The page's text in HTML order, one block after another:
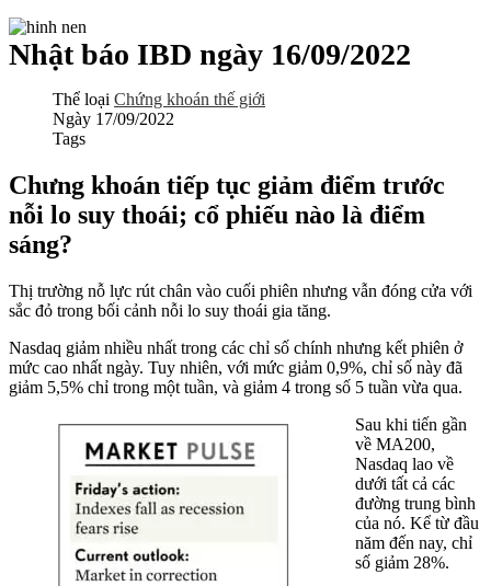
Nhật báo IBD ngày 16/09/2022
Thể loại Chứng khoán thế giới
Ngày 17/09/2022
Tags
Chưng khoán tiếp tục giảm điểm trước
nỗi lo suy thoái; cổ phiếu nào là điểm
sáng?
Thị trường nỗ lực rút chân vào cuối phiên nhưng vẫn đóng cửa với
sắc đỏ trong bối cảnh nỗi lo suy thoái gia tăng.
Nasdaq giảm nhiều nhất trong các chỉ số chính nhưng kết phiên ở
mức cao nhất ngày. Tuy nhiên, với mức giảm 0,9%, chỉ số này đã
giảm 5,5% chỉ trong một tuần, và giảm 4 trong số 5 tuần vừa qua.
Sau khi tiến gần
về MA200,
Nasdaq lao về
dưới tất cả các
đường trung bình
của nó. Kể từ đầu
năm đến nay, chỉ
số giảm 28%.